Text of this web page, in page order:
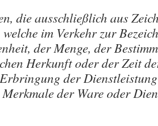
die ausschließlich aus
welche im Verkehr zur
der Menge, der
Herkunft oder der Zeit
der
der Ware oder